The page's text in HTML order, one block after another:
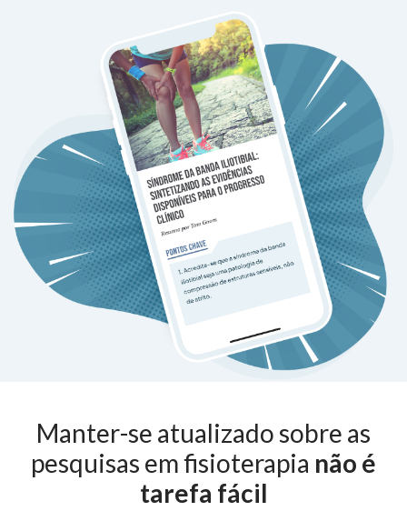
Manter-se atualizado sobre as
pesquisas em fisioterapia não é
tarefa fácil